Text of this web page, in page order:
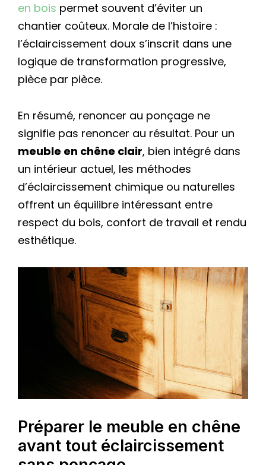
en bois permet souvent d’éviter un
chantier coûteux. Morale de l’histoire :
l’éclaircissement doux s’inscrit dans une
logique de transformation progressive,
pièce par pièce.
En résumé, renoncer au ponçage ne
signifie pas renoncer au résultat. Pour un
meuble en chêne clair, bien intégré dans
un intérieur actuel, les méthodes
d’éclaircissement chimique ou naturelles
offrent un équilibre intéressant entre
respect du bois, confort de travail et rendu
esthétique.
Préparer le meuble en chêne
avant tout éclaircissement